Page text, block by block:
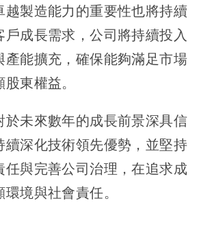
越製造能力的重要性也將持續
成長需求，公司將持續投入
產能擴充，確保能夠滿足市場
東權益。
於未來數年的成長前景深具信
續深化技術領先優勢，並堅持
任與完善公司治理，在追求成
境與社會責任。